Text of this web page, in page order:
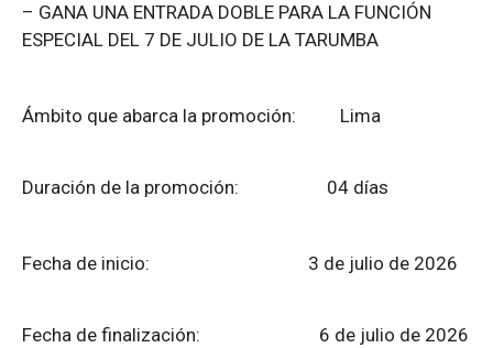
– GANA UNA ENTRADA DOBLE PARA LA FUNCIÓN
ESPECIAL DEL 7 DE JULIO DE LA TARUMBA
Ámbito que abarca la promoción: Lima
Duración de la promoción: 04 días
Fecha de inicio: 3 de julio de 2026
Fecha de finalización: 6 de julio de 2026